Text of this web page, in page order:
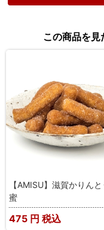
この商品を
【AMISU】滋賀かりん
蜜
475 円 税込